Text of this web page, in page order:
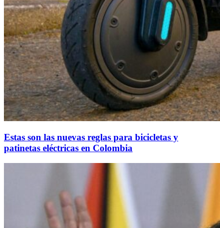
Estas son las nuevas reglas para bicicletas y
patinetas eléctricas en Colombia